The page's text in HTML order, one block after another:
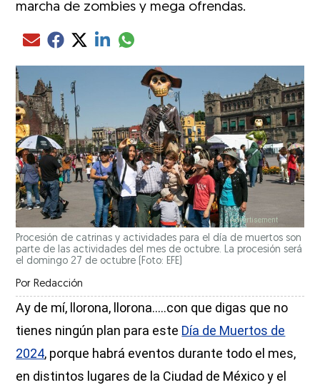
marcha de zombies y mega ofrendas.
Compartir el artículo actual mediante Email
Compartir el artículo actual mediante Facebook
Compartir el artículo actual mediante Twitter
Compartir el artículo actual mediante LinkedIn
Compartir el artículo actual mediante
Procesión de catrinas y actividades para el día de muertos son
parte de las actividades del mes de octubre. La procesión será
el domingo 27 de octubre (Foto: EFE)
Por Redacción
Ay de mí, llorona, llorona…..con que digas que no
tienes ningún plan para este Día de Muertos de
2024, porque habrá eventos durante todo el mes,
en distintos lugares de la Ciudad de México y el